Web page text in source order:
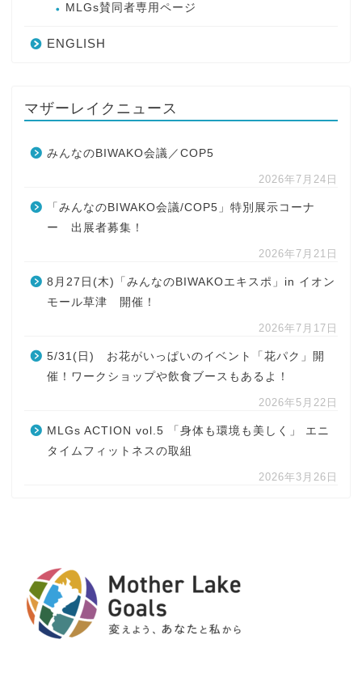
MLGs賛同者専用ページ
ENGLISH
マザーレイクニュース
みんなのBIWAKO会議／COP5
2026年7月24日
「みんなのBIWAKO会議/COP5」特別展示コーナ
ー 出展者募集！
2026年7月21日
8月27日(木)「みんなのBIWAKOエキスポ」in イオン
モール草津 開催！
2026年7月17日
5/31(日) お花がいっぱいのイベント「花パク」開
催！ワークショップや飲食ブースもあるよ！
2026年5月22日
MLGs ACTION vol.5 「身体も環境も美しく」 エニ
タイムフィットネスの取組
2026年3月26日